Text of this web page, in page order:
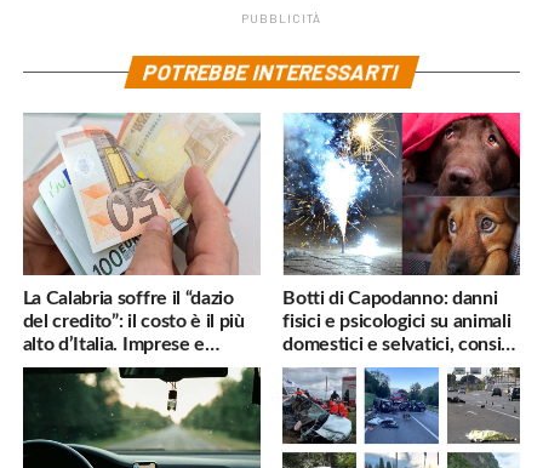
PUBBLICITÀ
POTREBBE INTERESSARTI
La Calabria soffre il “dazio
del credito”: il costo è il più
alto d’Italia. Imprese e
famiglie penalizzate
Botti di Capodanno: danni
fisici e psicologici su animali
domestici e selvatici, consigli
utili